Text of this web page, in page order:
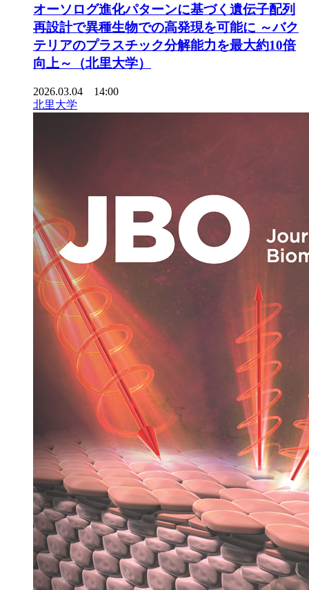
オーソログ進化パターンに基づく遺伝子配列
再設計で異種生物での高発現を可能に ～バク
テリアのプラスチック分解能力を最大約10倍
向上～（北里大学）
2026.03.04 14:00
北里大学